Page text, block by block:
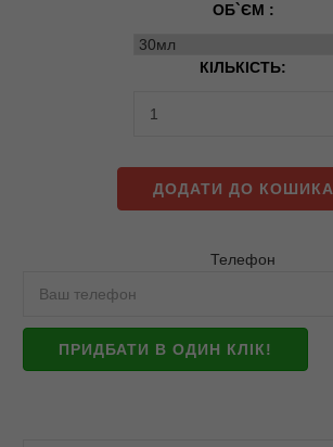
ОБ`ЄМ :
КІЛЬКІСТЬ:
ДОДАТИ ДО КОШИКА
Телефон
ПРИДБАТИ В ОДИН КЛІК!